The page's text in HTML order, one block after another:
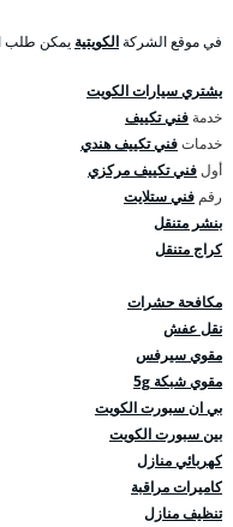
في موقع الشركةالكويتية يمكن طلب
يشتري سيارات الكويت
خدمة فني تكييف
خدماتفني تكييف هندي
أولفني تكييف مركزي
رقم فني ستلايت
بنشر متنقل
كراج متنقل
مكافحة حشرات
نقل عفش
مقوي سيرفس
مقوي شبكة 5g
بي ان سبورت الكويت
بين سبورت الكويت
كهربائي منازل
كاميرات مراقبة
تنظيف منازل